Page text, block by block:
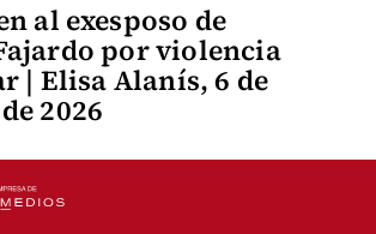
al exesposo de
por violencia
| Elisa Alanís, 6 de
2026